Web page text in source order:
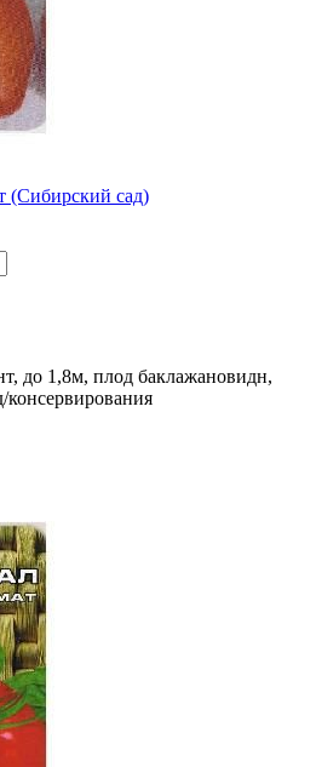
(Сибирский сад)
до 1,8м, плод баклажановидн,
консервирования